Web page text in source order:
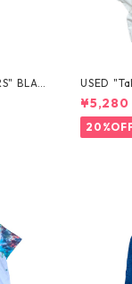
BLAN
USED
¥5,280